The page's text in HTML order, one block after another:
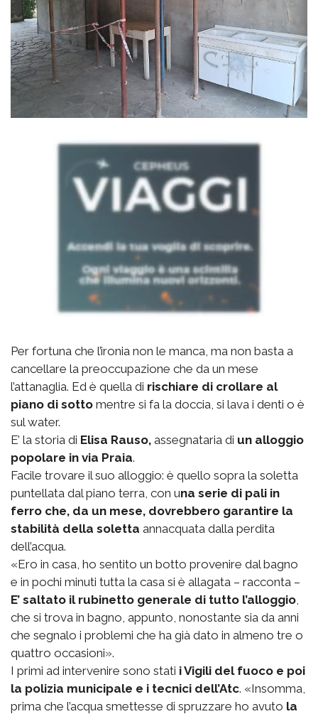
Per fortuna che l’ironia non le manca, ma non basta a
cancellare la preoccupazione che da un mese
l’attanaglia. Ed è quella di rischiare di crollare al
piano di sotto mentre si fa la doccia, si lava i denti o è
sul water.
E’ la storia di Elisa Rauso, assegnataria di un alloggio
popolare in via Praia.
Facile trovare il suo alloggio: è quello sopra la soletta
puntellata dal piano terra, con una serie di pali in
ferro che, da un mese, dovrebbero garantire la
stabilità della soletta annacquata dalla perdita
dell’acqua.
«Ero in casa, ho sentito un botto provenire dal bagno
e in pochi minuti tutta la casa si è allagata – racconta –
E’ saltato il rubinetto generale di tutto l’alloggio
che si trova in bagno, appunto, nonostante sia da anni
che segnalo i problemi che ha già dato in almeno tre o
quattro occasioni».
I primi ad intervenire sono stati i Vigili del fuoco e poi
la polizia municipale e i tecnici dell’Atc. «Insomma,
prima che l’acqua smettesse di spruzzare ho avuto la